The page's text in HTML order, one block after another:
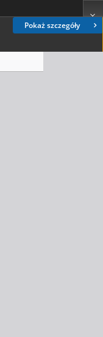
Pokaż szczegóły